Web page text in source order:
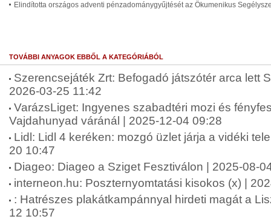
Elindította országos adventi pénzadománygyűjtését az Ökumenikus
TOVÁBBI ANYAGOK EBBŐL A KATEGÓRIÁBÓL
Szerencsejáték Zrt: Befogadó játszótér arca lett
2026-03-25 11:42
VarázsLiget: Ingyenes szabadtéri mozi és
Vajdahunyad váránál | 2025-12-04 09:28
Lidl: Lidl 4 keréken: mozgó üzlet járja a vidéki
20 10:47
Diageo: Diageo a Sziget Fesztiválon | 2025-08-
interneon.hu: Poszternyomtatási kisokos (x) |
: Hatrészes plakátkampánnyal hirdeti magát a
12 10:57